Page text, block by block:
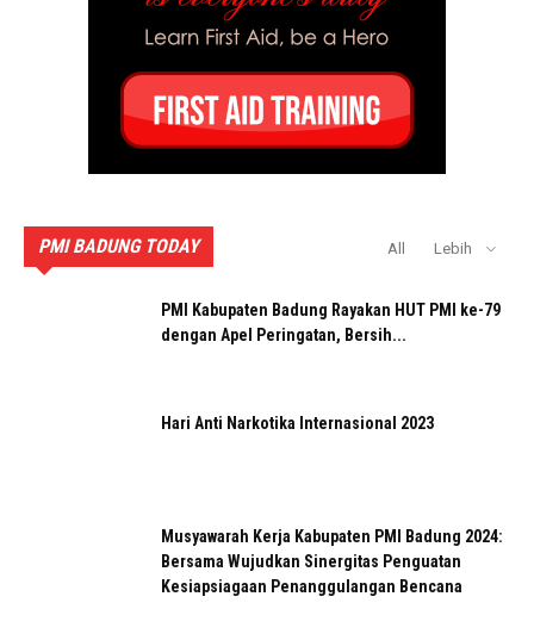
PMI BADUNG TODAY All Lebih
PMI Kabupaten Badung Rayakan HUT PMI ke-79
dengan Apel Peringatan, Bersih...
Hari Anti Narkotika Internasional 2023
Musyawarah Kerja Kabupaten PMI Badung 2024:
Bersama Wujudkan Sinergitas Penguatan
Kesiapsiagaan Penanggulangan Bencana